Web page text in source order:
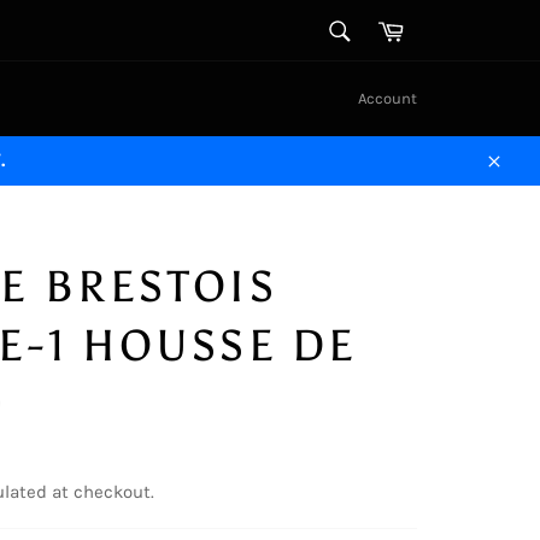
Cart
Account
Close
BRESTOIS
1 HOUSSE DE
at checkout.